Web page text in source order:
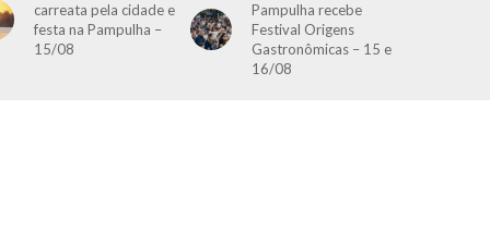
carreata pela cidade e
festa na Pampulha –
15/08
Pampulha recebe
Festival Origens
Gastronômicas – 15 e
16/08